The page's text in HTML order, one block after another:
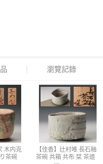
瀏覽記錄
木内克
茶碗
【佳香】辻村唯 長石釉
茶碗 共箱 共布 栞 茶道